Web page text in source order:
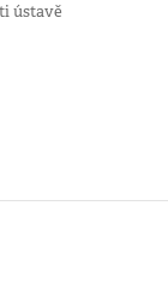
ústavě